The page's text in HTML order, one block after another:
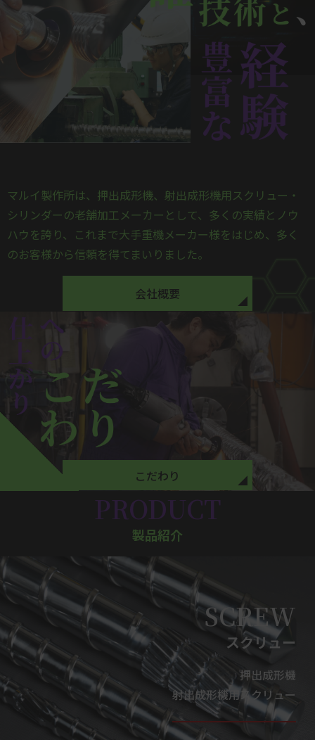
マルイ製作所は、押出成形機、射出成形機用スクリュー・
シリンダーの老舗加工メーカーとして、多くの実績とノウ
ハウを誇り、これまで大手重機メーカー様をはじめ、多く
のお客様から信頼を得てまいりました。
会社概要
こだわり
PRODUCT
製品紹介
SCREW
スクリュー
押出成形機
射出成形機用スクリュー